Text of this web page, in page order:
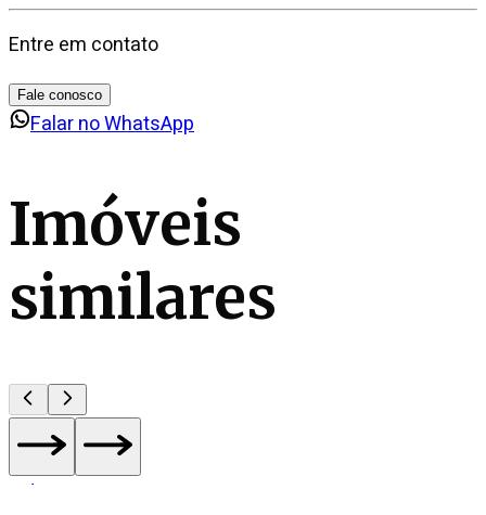
Entre em contato
Fale conosco
Falar no WhatsApp
Imóveis
similares
de